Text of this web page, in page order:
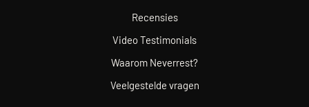
Recensies
Video Testimonials
Waarom Neverrest?
Veelgestelde vragen